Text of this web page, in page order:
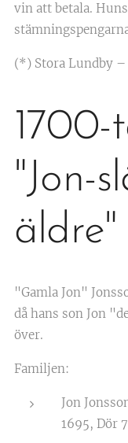
vin att betala.
(*) Stora Lundby
"Jon-
"Gamla Jon"
då hans son Jon
över.
Familjen:
Jon
1695, Dör